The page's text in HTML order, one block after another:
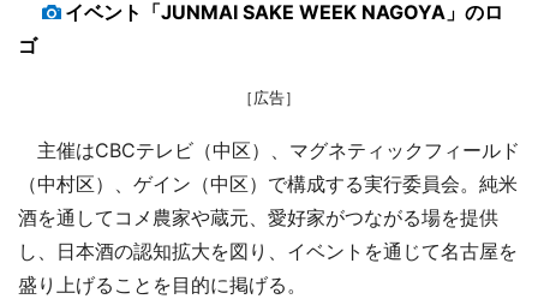
イベント「JUNMAI SAKE WEEK NAGOYA」のロ
ゴ
［広告］
主催はCBCテレビ（中区）、マグネティックフィールド
（中村区）、ゲイン（中区）で構成する実行委員会。純米
酒を通してコメ農家や蔵元、愛好家がつながる場を提供
し、日本酒の認知拡大を図り、イベントを通じて名古屋を
盛り上げることを目的に掲げる。